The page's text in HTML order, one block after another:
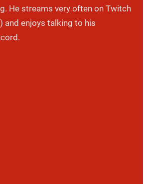
He streams very often on Twitch
and enjoys talking to his